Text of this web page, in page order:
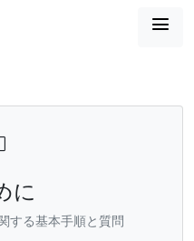

に
する基本手順と質問